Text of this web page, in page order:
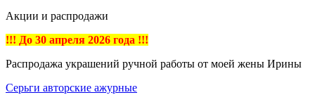
Акции и распродажи
!!! До 30 апреля 2026 года !!!
Распродажа украшений ручной работы от моей жены Ирины
Серьги авторские ажурные